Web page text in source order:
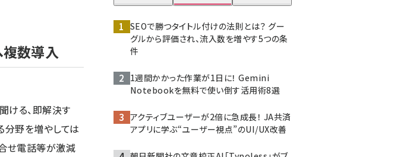
複数導入
ける、即解決す
分野を増やしては
せ電話等が激減
SEOで勝つタイトル付けの法則とは？ グー
グルから評価され、流入数を増やす5つの条
件
1週間かかった作業が1日に！ Gemini
Notebookを無料で使い倒す活用術8選
アクティブユーザーが2倍に急成長！ JA共済
アプリに学ぶ“ユーザー視点”のUI/UX改善